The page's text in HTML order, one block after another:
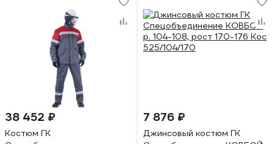
38 452 ₽
Костюм ГК
7 876 ₽
Джинсовый костюм ГК